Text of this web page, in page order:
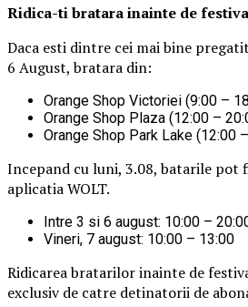
Ridica-ti bratarainainte de
Daca esti dintre cei mai bine
6 August, bratara din:
Orange Shop Victoriei (9:00 –
Orange Shop Plaza (12:00 –
Orange Shop Park Lake (12:00
Incepand cu luni, 3.08, batarile pot
aplicatia WOLT.
Intre 3 si 6 august: 10:00 –
Vineri, 7 august: 10:00 – 13:00
Ridicarea bratarilor inainte de
exclusiv de catre detinatorii de